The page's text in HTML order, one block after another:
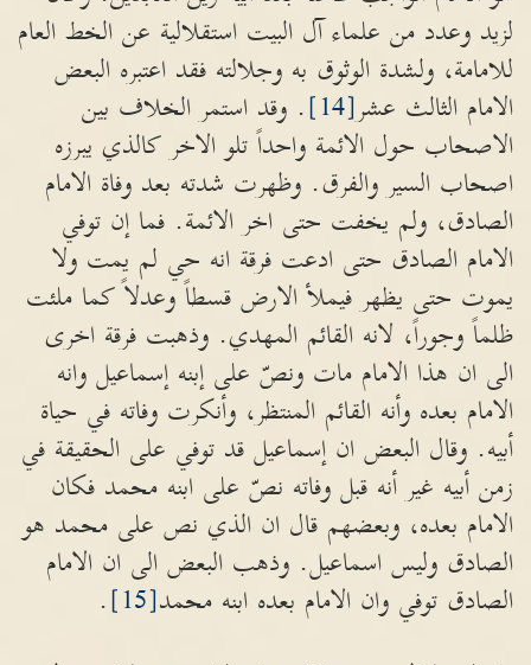
لزيد وعدد من علماء آل البيت استقلالية عن الخط العام
للامامة، ولشدة الوثوق به وجلالته فقد اعتبره البعض
الامام الثالث عشر[14]
. وقد استمر الخلاف بين
الاصحاب حول الائمة واحداً تلو الاخر كالذي يبرزه
اصحاب السير والفرق. وظهرت شدته بعد وفاة الامام
الصادق، ولم يخفت حتى اخر الائمة. فما إن توفي
الامام الصادق حتى ادعت فرقة انه حي لم يمت ولا
يموت حتى يظهر فيملأ الارض قسطاً وعدلاً كما ملئت
ظلماً وجوراً، لانه القائم المهدي. وذهبت فرقة اخرى
الى ان هذا الامام مات ونصّ على إبنه إسماعيل وانه
الامام بعده وأنه القائم المنتظر، وأنكرت وفاته في حياة
أبيه. وقال البعض ان إسماعيل قد توفي على الحقيقة في
زمن أبيه غير أنه قبل وفاته نصّ على ابنه محمد فكان
الامام بعده، وبعضهم قال ان الذي نص على محمد هو
الصادق وليس اسماعيل. وذهب البعض الى ان الامام
الصادق توفي وان الامام بعده ابنه محمد[15]
.